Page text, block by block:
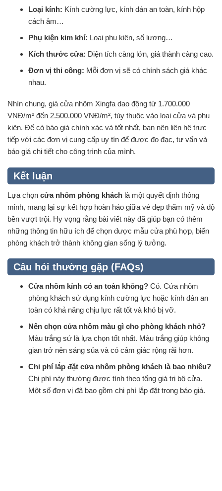
Loại kính: Kính cường lực, kính dán an toàn, kính hộp
cách âm…
Phụ kiện kim khí: Loại phụ kiện, số lượng…
Kích thước cửa: Diện tích càng lớn, giá thành càng cao.
Đơn vị thi công: Mỗi đơn vị sẽ có chính sách giá khác
nhau.
Nhìn chung, giá cửa nhôm Xingfa dao động từ 1.700.000
VNĐ/m² đến 2.500.000 VNĐ/m², tùy thuộc vào loại cửa và phụ
kiện. Để có báo giá chính xác và tốt nhất, bạn nên liên hệ trực
tiếp với các đơn vị cung cấp uy tín để được đo đạc, tư vấn và
báo giá chi tiết cho công trình của mình.
Kết luận
Lựa chọn cửa nhôm phòng khách là một quyết định thông
minh, mang lại sự kết hợp hoàn hảo giữa vẻ đẹp thẩm mỹ và độ
bền vượt trội. Hy vọng rằng bài viết này đã giúp bạn có thêm
những thông tin hữu ích để chọn được mẫu cửa phù hợp, biến
phòng khách trở thành không gian sống lý tưởng.
Câu hỏi thường gặp (FAQs)
Cửa nhôm kính có an toàn không? Có. Cửa nhôm
phòng khách sử dụng kính cường lực hoặc kính dán an
toàn có khả năng chịu lực rất tốt và khó bị vỡ.
Nên chọn cửa nhôm màu gì cho phòng khách nhỏ?
Màu trắng sứ là lựa chọn tốt nhất. Màu trắng giúp không
gian trở nên sáng sủa và có cảm giác rộng rãi hơn.
Chi phí lắp đặt cửa nhôm phòng khách là bao nhiêu?
Chi phí này thường được tính theo tổng giá trị bộ cửa.
Một số đơn vị đã bao gồm chi phí lắp đặt trong báo giá.